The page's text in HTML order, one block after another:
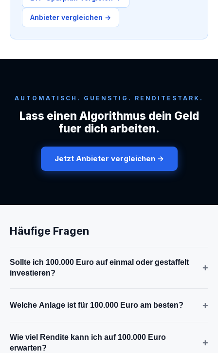
Anbieter vergleichen →
AUTOMATISCH. GUENSTIG. RENDITESTARK.
Lass einen Algorithmus dein Geld
fuer dich arbeiten.
Jetzt Anbieter vergleichen →
Häufige Fragen
Sollte ich 100.000 Euro auf einmal oder gestaffelt
investieren?
+
Welche Anlage ist für 100.000 Euro am besten? +
Wie viel Rendite kann ich auf 100.000 Euro
erwarten?
+